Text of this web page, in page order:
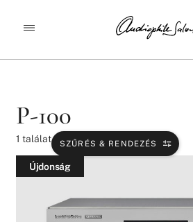
KEZDŐLAP TERMÉKEK / P-100
P-100
1 találat SZŰRÉS & RENDEZÉS
Újdonság